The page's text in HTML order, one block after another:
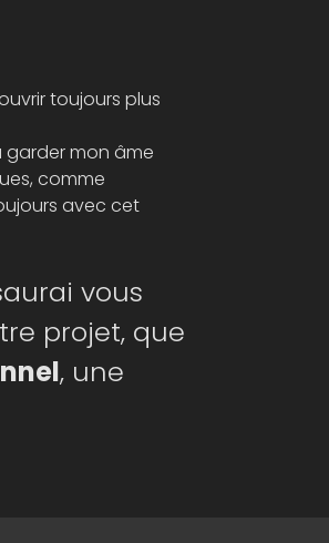
toujours plus
garder mon âme
comme
avec cet
vous
projet, que
, une